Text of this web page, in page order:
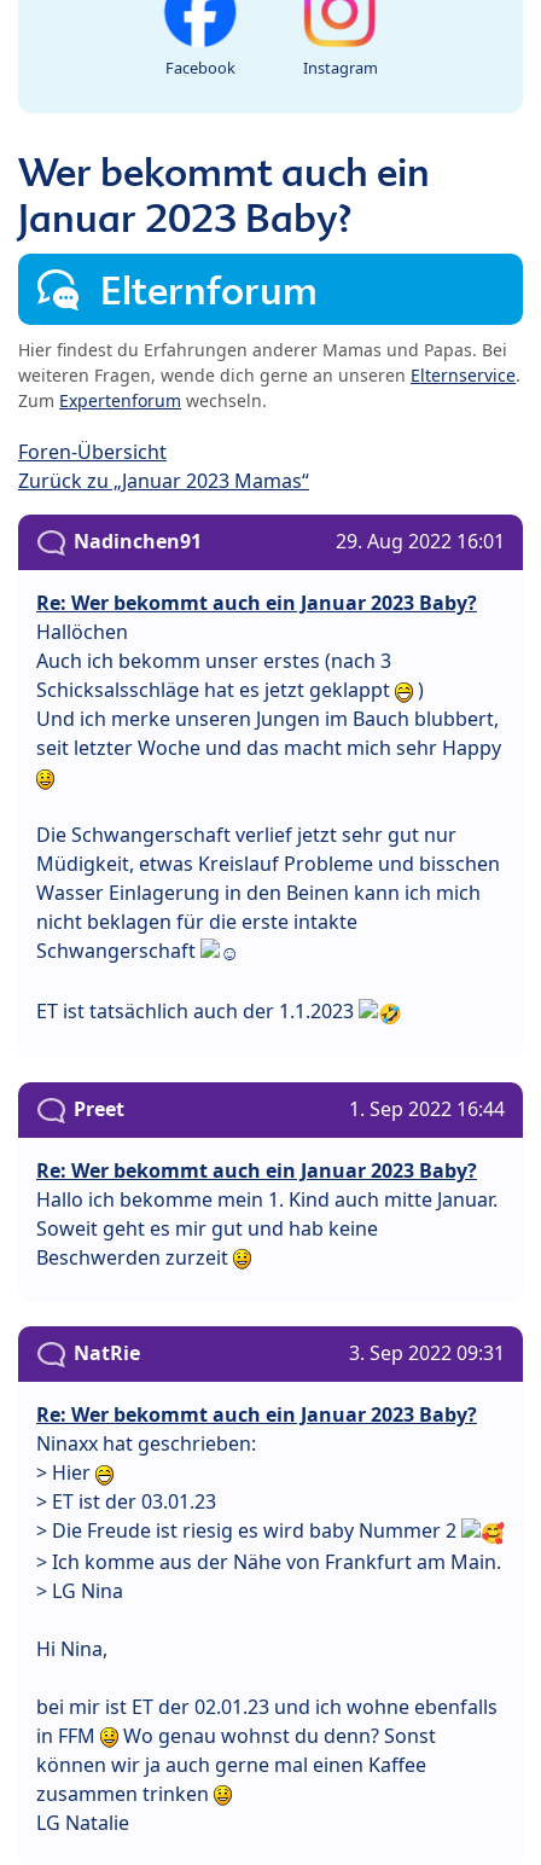
Facebook Instagram
Wer bekommt auch ein
Januar 2023 Baby?
Elternforum
Hier findest du Erfahrungen anderer Mamas und Papas. Bei
weiteren Fragen, wende dich gerne an unseren Elternservice.
Zum Expertenforum wechseln.
Foren-Übersicht
Zurück zu „Januar 2023 Mamas“
Nadinchen91 29. Aug 2022 16:01
Re: Wer bekommt auch ein Januar 2023 Baby?
Hallöchen
Auch ich bekomm unser erstes (nach 3
Schicksalsschläge hat es jetzt geklappt
)
Und ich merke unseren Jungen im Bauch blubbert,
seit letzter Woche und das macht mich sehr Happy
Die Schwangerschaft verlief jetzt sehr gut nur
Müdigkeit, etwas Kreislauf Probleme und bisschen
Wasser Einlagerung in den Beinen kann ich mich
nicht beklagen für die erste intakte
Schwangerschaft
ET ist tatsächlich auch der 1.1.2023
Preet 1. Sep 2022 16:44
Re: Wer bekommt auch ein Januar 2023 Baby?
Hallo ich bekomme mein 1. Kind auch mitte Januar.
Soweit geht es mir gut und hab keine
Beschwerden zurzeit
NatRie 3. Sep 2022 09:31
Re: Wer bekommt auch ein Januar 2023 Baby?
Ninaxx hat geschrieben:
> Hier
> ET ist der 03.01.23
> Die Freude ist riesig es wird baby Nummer 2
> Ich komme aus der Nähe von Frankfurt am Main.
> LG Nina
Hi Nina,
bei mir ist ET der 02.01.23 und ich wohne ebenfalls
in FFM
Wo genau wohnst du denn? Sonst
können wir ja auch gerne mal einen Kaffee
zusammen trinken
LG Natalie